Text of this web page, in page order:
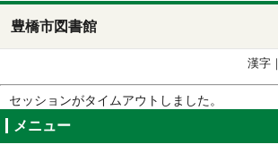
豊橋市図書館
漢字
セッションがタイムアウトしました。
メニュー